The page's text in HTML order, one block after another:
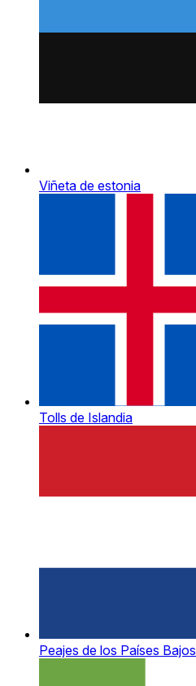
Viñeta de estonia
Tolls de Islandia
Peajes de los Países Bajos